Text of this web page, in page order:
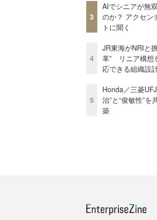
3
AIでシニアが無
のか？ アクセン
トに聞く
4
JR東海がNRIと
革” リニア構想
応できる組織設
5
Honda／三菱
治”と“俊敏性”
築